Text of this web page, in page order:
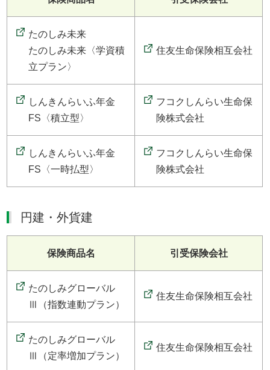
たのしみ未来
たのしみ未来〈学資積
立プラン〉
住友生命保険相互会社
しんきんらいふ年金
FS〈積立型〉
フコクしんらい生命保
険株式会社
しんきんらいふ年金
FS〈一時払型〉
フコクしんらい生命保
険株式会社
円建・外貨建
保険商品名 引受保険会社
たのしみグローバル
Ⅲ（指数連動プラン）
住友生命保険相互会社
たのしみグローバル
Ⅲ（定率増加プラン）
住友生命保険相互会社